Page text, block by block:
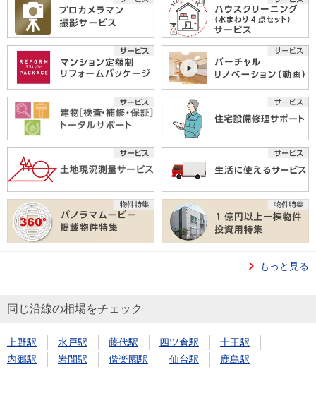
もっと見る
同じ沿線の相場をチェック
上野駅 水戸駅 藤代駅 四ツ倉駅
十王駅
内郷駅
岩間駅 偕楽園駅 仙台駅 鹿島駅